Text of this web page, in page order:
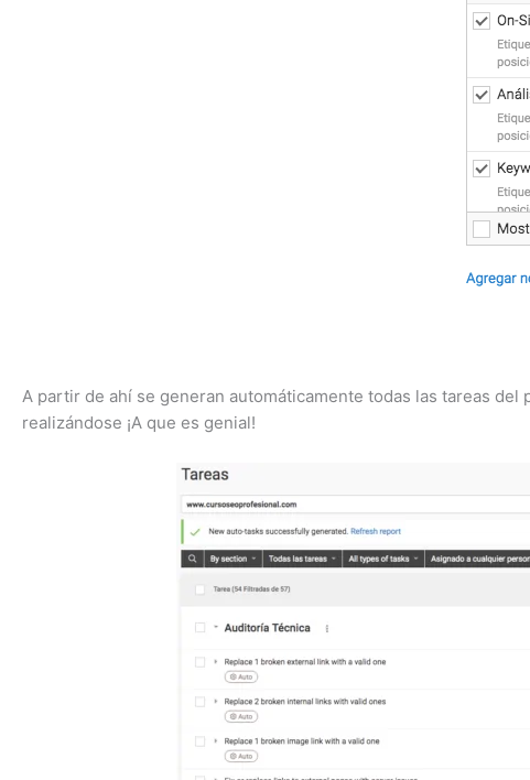
A partir de ahí se generan automáticamente todas las tareas
realizándose ¡A que es genial!